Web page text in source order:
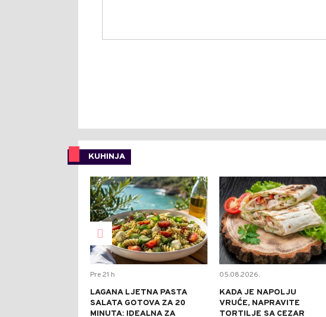
KUHINJA
0
Pre 21 h
LAGANA LJETNA PASTA
SALATA GOTOVA ZA 20
MINUTA: IDEALNA ZA
05.08.2026.
KADA JE NAPOLJU
VRUĆE, NAPRAVITE
TORTILJE SA CEZAR